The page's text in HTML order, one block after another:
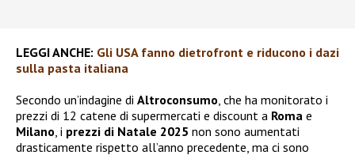
LEGGI ANCHE: Gli USA fanno dietrofront e riducono i dazi
sulla pasta italiana
Secondo un’indagine di Altroconsumo , che ha monitorato i
prezzi di 12 catene di supermercati e discount a Roma e
Milano , i prezzi di Natale 2025 non sono aumentati
drasticamente rispetto all’anno precedente, ma ci sono